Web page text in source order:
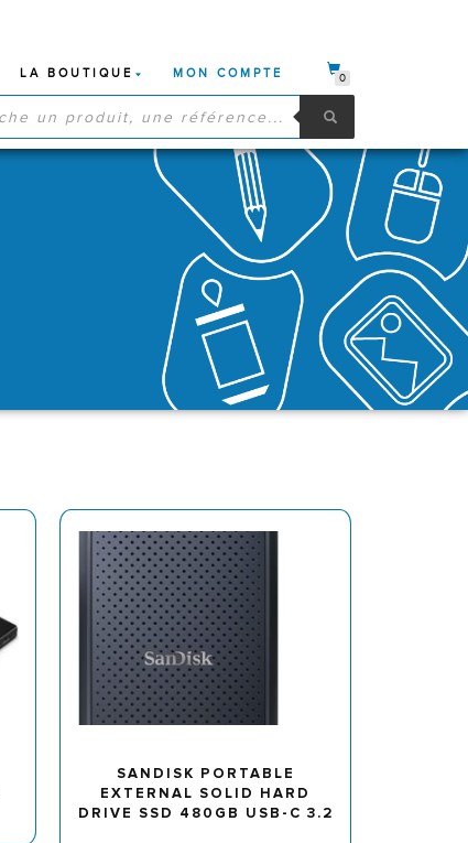
LA BOUTIQUE
MON COMPTE
0
SANDISK PORTABLE
EXTERNAL SOLID HARD
DRIVE SSD 480GB USB-C 3.2